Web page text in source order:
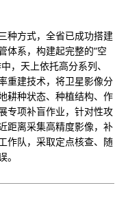
种方式，全省已成功搭建
体系，构建起完整的“空
，天上依托高分系列、
重建技术，将卫星影像分
耕种状态、种植结构、作
专项补盲作业，针对性攻
距离采集高精度影像，补
作队，采取定点核查、随